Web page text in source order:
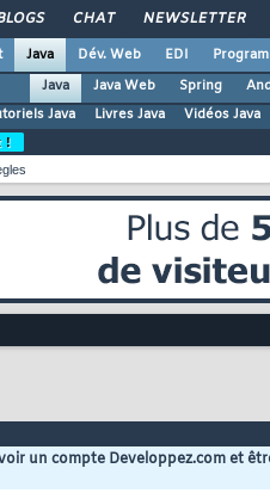
CHAT NEWSLETTER
Java Dév. Web EDI
Java
Java Web Spring
Java Livres Java Vidéos Java
!
un compte Developpez.com et